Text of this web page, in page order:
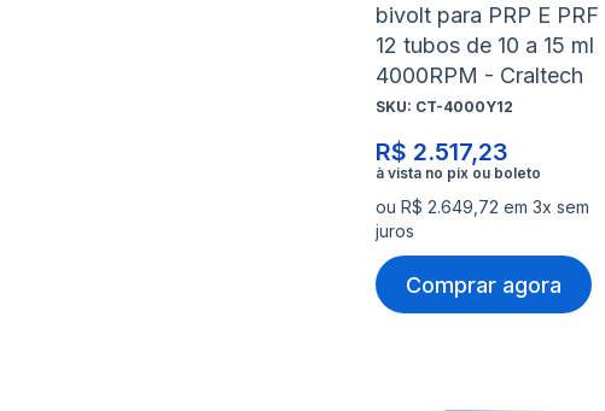
bivolt para PRP E PRF
12 tubos de 10 a 15 ml
4000RPM - Craltech
SKU: CT-4000Y12
R$ 2.517,23
ou R$ 2.649,72 em 3x sem
juros
Comprar agora